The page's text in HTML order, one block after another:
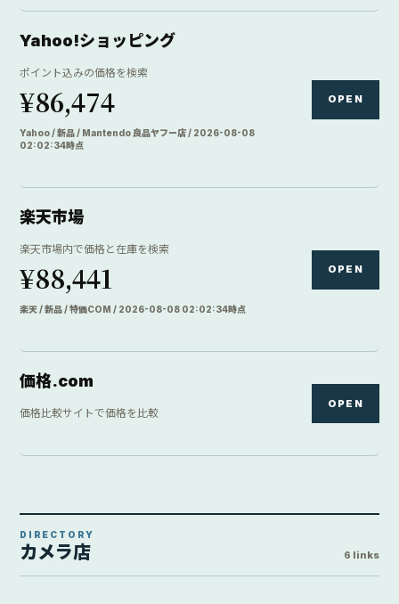
Yahoo!ショッピング
ポイント込みの価格を検索
¥86,474
Yahoo / 新品 / Mantendo 良品ヤフー店 / 2026-08-08
02:02:34時点
OPEN
楽天市場
楽天市場内で価格と在庫を検索
¥88,441
楽天 / 新品 / 特価COM / 2026-08-08 02:02:34時点
OPEN
価格.com
価格比較サイトで価格を比較
OPEN
DIRECTORY
カメラ店 6 links